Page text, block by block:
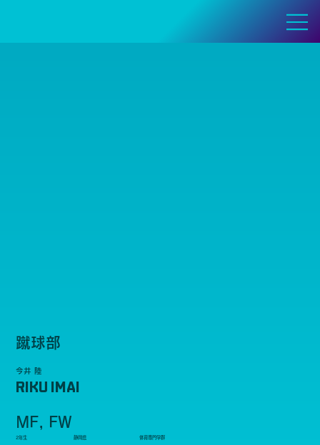
蹴球部
今井 陸
RIKU IMAI
MF, FW
2年生 静岡県 体育専門学群